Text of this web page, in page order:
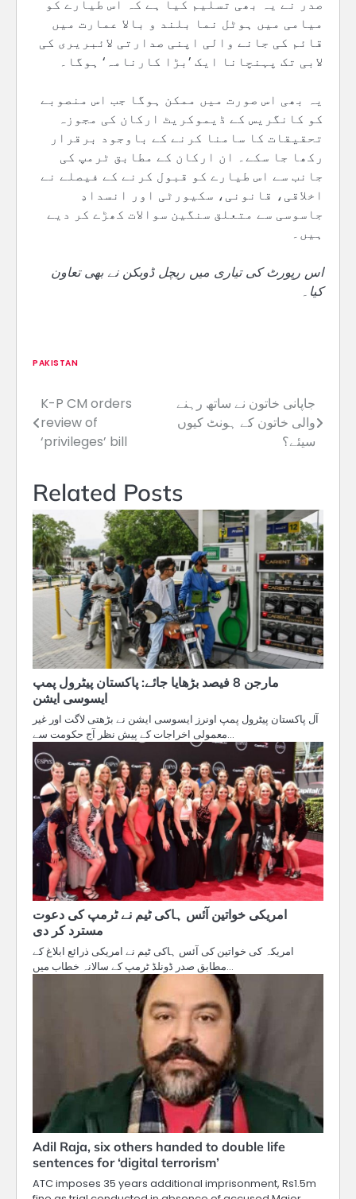
صدر نے یہ بھی تسلیم کیا ہے کہ اس طیارے کو
میامی میں ہوٹل نما بلند و بالا عمارت میں
قائم کی جانے والی اپنی صدارتی لائبریری کی
لابی تک پہنچانا ایک ’بڑا کارنامہ‘ ہوگا۔
یہ بھی اس صورت میں ممکن ہوگا جب اس منصوبے
کو کانگریس کے ڈیموکریٹ ارکان کی مجوزہ
تحقیقات کا سامنا کرنے کے باوجود برقرار
رکھا جا سکے۔ ان ارکان کے مطابق ٹرمپ کی
جانب سے اس طیارے کو قبول کرنے کے فیصلے نے
اخلاقی، قانونی، سکیورٹی اور انسدادِ
جاسوسی سے متعلق سنگین سوالات کھڑے کر دیے
ہیں۔
اس رپورٹ کی تیاری میں ریچل ڈوبکن نے بھی تعاون
کیا۔
PAKISTAN
Post
navigation
K-P CM orders
review of
‘privileges’ bill
جاپانی خاتون نے ساتھ رہنے
والی خاتون کے ہونٹ کیوں
سیئے؟
Related Posts
مارجن 8 فیصد بڑھایا جائے: پاکستان پیٹرول پمپ
ایسوسی ایشن
آل پاکستان پیٹرول پمپ اونرز ایسوسی ایشن نے بڑھتی لاگت اور غیر
معمولی اخراجات کے پیش نظر آج حکومت سے…
امریکی خواتین آئس ہاکی ٹیم نے ٹرمپ کی دعوت
مسترد کر دی
امریکہ کی خواتین کی آئس ہاکی ٹیم نے امریکی ذرائع ابلاغ کے
مطابق صدر ڈونلڈ ٹرمپ کے سالانہ خطاب میں…
Adil Raja, six others handed to double life
sentences for ‘digital terrorism’
ATC imposes 35 years additional imprisonment, Rs1.5m